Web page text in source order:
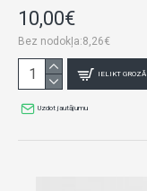
10,00€
Bez nodokļa:8,26€
IELIKT GROZĀ
Uzdot jautājumu